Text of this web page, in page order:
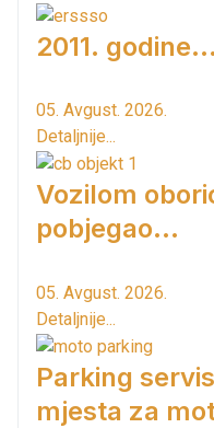
2011. godine...
05. Avgust. 2026.
Detaljnije...
Vozilom
pobjegao...
05. Avgust. 2026.
Detaljnije...
Parking
mjesta za